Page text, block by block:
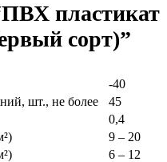
пластикат
сорт)”
-40
шт., не более
45
0,4
9 – 20
6 – 12